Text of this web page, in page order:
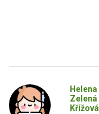
Helena
Zelená
Křížová